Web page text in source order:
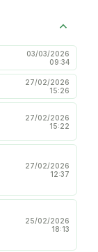
03/03/2026
09:34
27/02/2026
15:26
27/02/2026
15:22
27/02/2026
12:37
25/02/2026
18:13